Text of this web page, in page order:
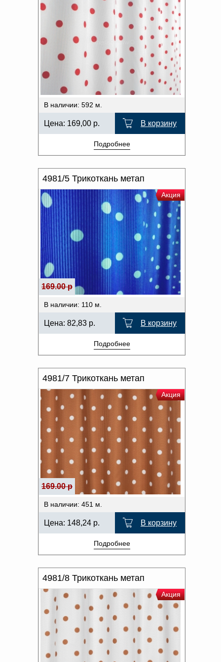
В наличии: 592 м.
Цена: 169,00 р. В корзину
Подробнее
4981/5 Трикоткань метап
Акция
169.00 р
В наличии: 110 м.
Цена: 82,83 р. В корзину
Подробнее
4981/7 Трикоткань метап
Акция
169.00 р
В наличии: 451 м.
Цена: 148,24 р. В корзину
Подробнее
4981/8 Трикоткань метап
Акция